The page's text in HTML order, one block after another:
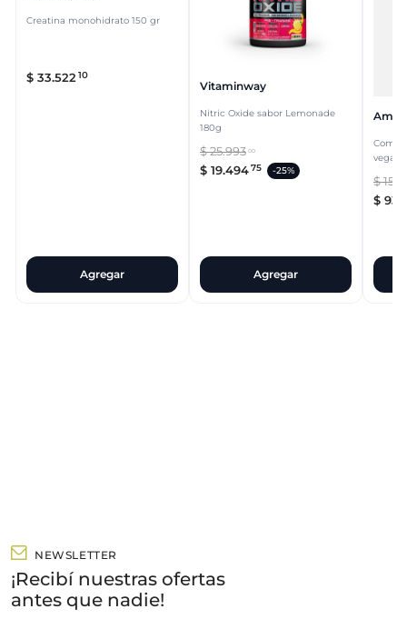
Creatina monohidrato 150 gr
$ 33.522 10
Agregar
Vitaminway
Nitric Oxide sabor Lemonade
180g
$25.993 00
$ 19.49475 -25%
Agregar
Ampk
$155
$ 93
NEWSLETTER
¡Recibí nuestras ofertas
antes que nadie!